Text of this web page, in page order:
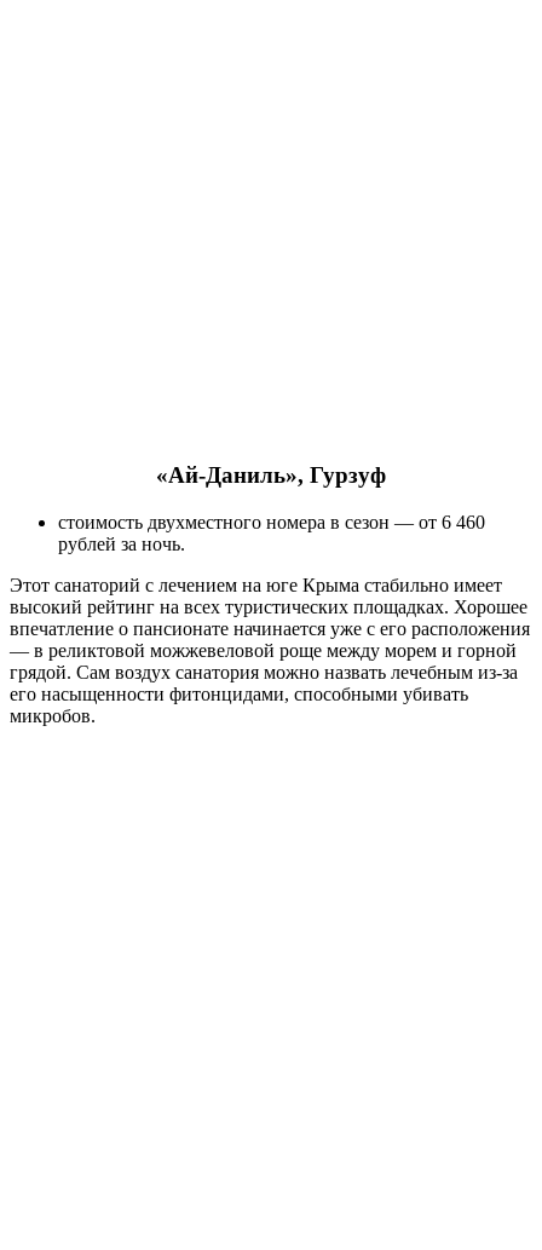
«Ай-Даниль», Гурзуф
стоимость двухместного номера в сезон — от 6 460
рублей за ночь.
Этот санаторий с лечением на юге Крыма стабильно имеет
высокий рейтинг на всех туристических площадках. Хорошее
впечатление о пансионате начинается уже с его расположения
— в реликтовой можжевеловой роще между морем и горной
грядой. Сам воздух санатория можно назвать лечебным из-за
его насыщенности фитонцидами, способными убивать
микробов.